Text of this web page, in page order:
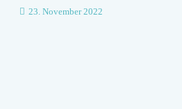
23. November 2022